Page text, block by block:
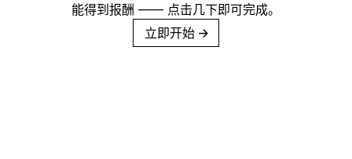
能得到报酬 —— 点击几下即可完成。
立即开始 →